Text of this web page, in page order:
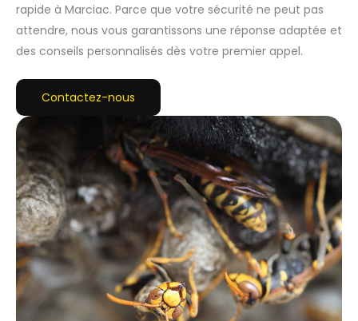
rapide à Marciac. Parce que votre sécurité ne peut pas
attendre, nous vous garantissons une réponse adaptée et
des conseils personnalisés dès votre premier appel.
Contactez-nous